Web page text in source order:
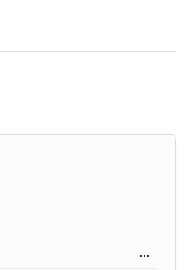
...